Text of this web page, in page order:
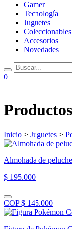
Gamer
Tecnología
Juguetes
Coleccionables
Accesorios
Novedades
0
Productos
Inicio > Juguetes >
Almohada de
$ 195.000
COP $ 145.000